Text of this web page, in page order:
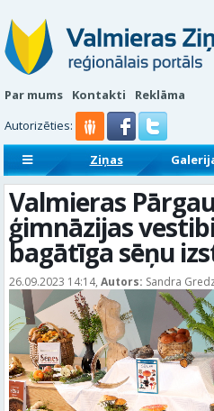
Par mums Kontakti
Reklāma
Autorizēties:
Ziņas
Sludinājumi
Reklāmraksti
Valmieras
ģimnāzijas
bagātīga sēņu
26.09.2023 14:14, Autors: Sandra